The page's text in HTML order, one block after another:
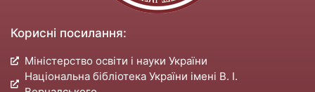
Корисні посилання:
Міністерство освіти і науки України
Національна бібліотека України імені В. І.